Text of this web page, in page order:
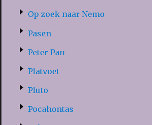
Op zoek naar Nemo
Pasen
Peter Pan
Platvoet
Pluto
Pocahontas